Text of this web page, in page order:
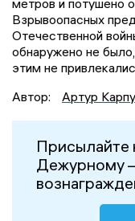
метров и потушено
Взрывоопасных
Отечественной
обнаружено не
этим не
Автор:
Артур
Присылайте
Дежурному